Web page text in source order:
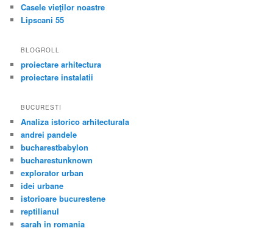
Casele vieţilor noastre
Lipscani 55
BLOGROLL
proiectare arhitectura
proiectare instalatii
BUCURESTI
Analiza istorico arhitecturala
andrei pandele
bucharestbabylon
bucharestunknown
explorator urban
idei urbane
istorioare bucurestene
reptilianul
sarah in romania